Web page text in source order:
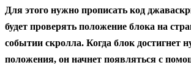
Для этого нужно прописать код
будет проверять положение блока на
событии скролла. Когда блок достигнет
положения, он начнет появляться с